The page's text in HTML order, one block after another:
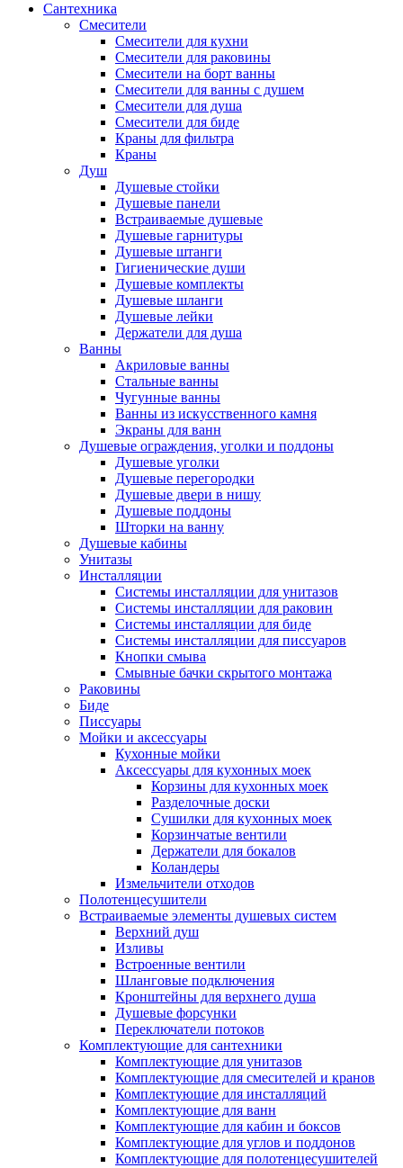
Сантехника
Смесители
Смесители для кухни
Смесители для раковины
Смесители на борт ванны
Смесители для ванны с душем
Смесители для душа
Смесители для биде
Краны для фильтра
Краны
Душ
Душевые стойки
Душевые панели
Встраиваемые душевые
Душевые гарнитуры
Душевые штанги
Гигиенические души
Душевые комплекты
Душевые шланги
Душевые лейки
Держатели для душа
Ванны
Акриловые ванны
Стальные ванны
Чугунные ванны
Ванны из искусственного камня
Экраны для ванн
Душевые ограждения, уголки и поддоны
Душевые уголки
Душевые перегородки
Душевые двери в нишу
Душевые поддоны
Шторки на ванну
Душевые кабины
Унитазы
Инсталляции
Системы инсталляции для унитазов
Системы инсталляции для раковин
Системы инсталляции для биде
Системы инсталляции для писсуаров
Кнопки смыва
Смывные бачки скрытого монтажа
Раковины
Биде
Писсуары
Мойки и аксессуары
Кухонные мойки
Аксессуары для кухонных моек
Корзины для кухонных моек
Разделочные доски
Сушилки для кухонных моек
Корзинчатые вентили
Держатели для бокалов
Коландеры
Измельчители отходов
Полотенцесушители
Встраиваемые элементы душевых систем
Верхний душ
Изливы
Встроенные вентили
Шланговые подключения
Кронштейны для верхнего душа
Душевые форсунки
Переключатели потоков
Комплектующие для сантехники
Комплектующие для унитазов
Комплектующие для смесителей и кранов
Комплектующие для инсталляций
Комплектующие для ванн
Комплектующие для кабин и боксов
Комплектующие для углов и поддонов
Комплектующие для полотенцесушителей